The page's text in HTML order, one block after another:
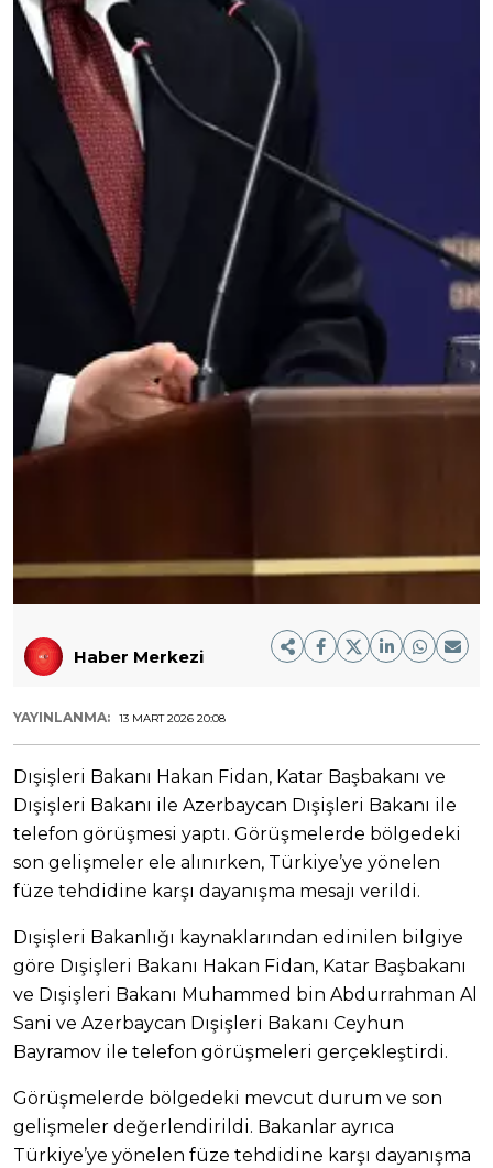
Haber Merkezi
YAYINLANMA: 13 MART 2026 20:08
Dışişleri Bakanı Hakan Fidan, Katar Başbakanı ve
Dışişleri Bakanı ile Azerbaycan Dışişleri Bakanı ile
telefon görüşmesi yaptı. Görüşmelerde bölgedeki
son gelişmeler ele alınırken, Türkiye’ye yönelen
füze tehdidine karşı dayanışma mesajı verildi.
Dışişleri Bakanlığı kaynaklarından edinilen bilgiye
göre Dışişleri Bakanı Hakan Fidan, Katar Başbakanı
ve Dışişleri Bakanı Muhammed bin Abdurrahman Al
Sani ve Azerbaycan Dışişleri Bakanı Ceyhun
Bayramov ile telefon görüşmeleri gerçekleştirdi.
Görüşmelerde bölgedeki mevcut durum ve son
gelişmeler değerlendirildi. Bakanlar ayrıca
Türkiye’ye yönelen füze tehdidine karşı dayanışma